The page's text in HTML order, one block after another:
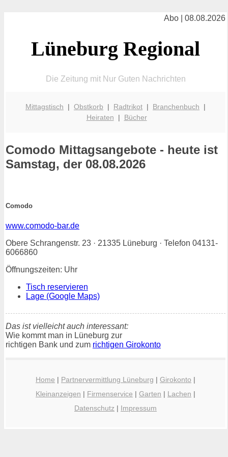
Abo | 08.08.2026
Lüneburg Regional
Die Zeitung mit Nur Guten Nachrichten
Mittagstisch | Obstkorb | Radtrikot | Branchenbuch |
Heiraten | Bücher
Comodo Mittagsangebote - heute ist
Samstag, der 08.08.2026
Comodo
www.comodo-bar.de
Obere Schrangenstr. 23 · 21335 Lüneburg · Telefon 04131-
6066860
Öffnungszeiten: Uhr
Tisch reservieren
Lage (Google Maps)
Das ist vielleicht auch interessant:
Wie kommt man in Lüneburg zur
richtigen Bank und zum richtigen Girokonto
Home | Partnervermittlung Lüneburg | Girokonto |
Kleinanzeigen | Firmenservice | Garten | Lachen |
Datenschutz | Impressum